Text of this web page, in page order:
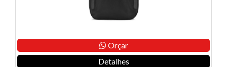
Orçar
Detalhes